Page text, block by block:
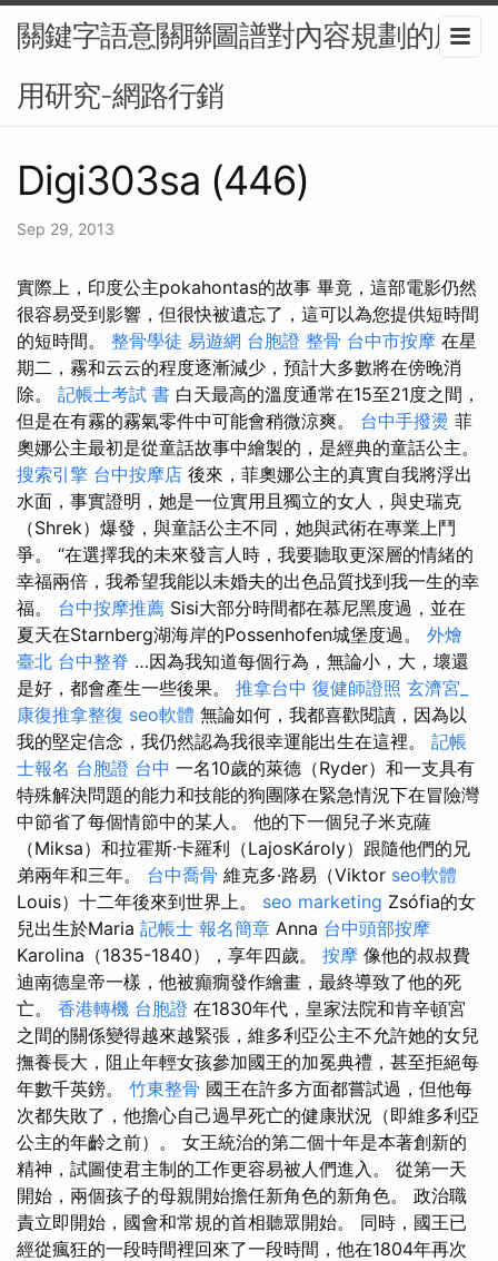
關鍵字語意關聯圖譜對內容規劃的應
用研究-網路行銷
Digi303sa (446)
Sep 29, 2013
實際上，印度公主pokahontas的故事 畢竟，這部電影仍然
很容易受到影響，但很快被遺忘了，這可以為您提供短時間
的短時間。 整骨學徒 易遊網 台胞證 整骨 台中市按摩 在星
期二，霧和云云的程度逐漸減少，預計大多數將在傍晚消
除。 記帳士考試 書 白天最高的溫度通常在15至21度之間，
但是在有霧的霧氣零件中可能會稍微涼爽。 台中手撥燙 菲
奧娜公主最初是從童話故事中繪製的，是經典的童話公主。
搜索引擎 台中按摩店 後來，菲奧娜公主的真實自我將浮出
水面，事實證明，她是一位實用且獨立的女人，與史瑞克
（Shrek）爆發，與童話公主不同，她與武術在專業上鬥
爭。 “在選擇我的未來發言人時，我要聽取更深層的情緒的
幸福兩倍，我希望我能以未婚夫的出色品質找到我一生的幸
福。 台中按摩推薦 Sisi大部分時間都在慕尼黑度過，並在
夏天在Starnberg湖海岸的Possenhofen城堡度過。 外燴
臺北 台中整脊 …因為我知道每個行為，無論小，大，壞還
是好，都會產生一些後果。 推拿台中 復健師證照 玄濟宮_
康復推拿整復 seo軟體 無論如何，我都喜歡閱讀，因為以
我的堅定信念，我仍然認為我很幸運能出生在這裡。 記帳
士報名 台胞證 台中 一名10歲的萊德（Ryder）和一支具有
特殊解決問題的能力和技能的狗團隊在緊急情況下在冒險灣
中節省了每個情節中的某人。 他的下一個兒子米克薩
（Miksa）和拉霍斯·卡羅利（LajosKároly）跟隨他們的兄
弟兩年和三年。 台中喬骨 維克多·路易（Viktor seo軟體
Louis）十二年後來到世界上。 seo marketing Zsófia的女
兒出生於Maria 記帳士 報名簡章 Anna 台中頭部按摩
Karolina（1835-1840），享年四歲。 按摩 像他的叔叔費
迪南德皇帝一樣，他被癲癇發作繪畫，最終導致了他的死
亡。 香港轉機 台胞證 在1830年代，皇家法院和肯辛頓宮
之間的關係變得越來越緊張，維多利亞公主不允許她的女兒
撫養長大，阻止年輕女孩參加國王的加冕典禮，甚至拒絕每
年數千英鎊。 竹東整骨 國王在許多方面都嘗試過，但他每
次都失敗了，他擔心自己過早死亡的健康狀況（即維多利亞
公主的年齡之前）。 女王統治的第二個十年是本著創新的
精神，試圖使君主制的工作更容易被人們進入。 從第一天
開始，兩個孩子的母親開始擔任新角色的新角色。 政治職
責立即開始，國會和常規的首相聽眾開始。 同時，國王已
經從瘋狂的一段時間裡回來了一段時間，他在1804年再次